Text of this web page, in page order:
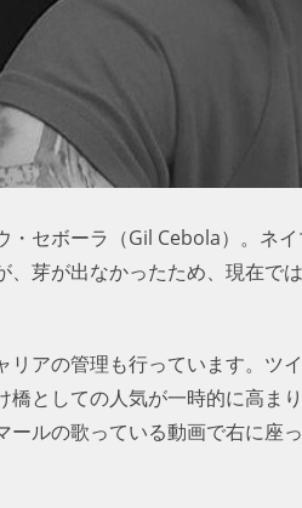
セボーラ（Gil Cebola）。ネ
芽が出なかったため、現在で
アの管理も行っています。ツ
としての人気が一時的に高ま
ルの歌っている動画で右に座